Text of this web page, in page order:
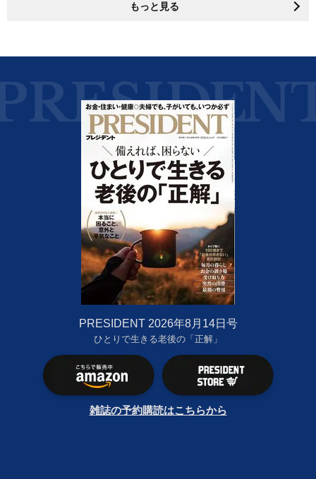
もっと見る
PRESIDENT 2026年8月14日号
ひとりで生きる老後の「正解」
雑誌の予約購読はこちらから